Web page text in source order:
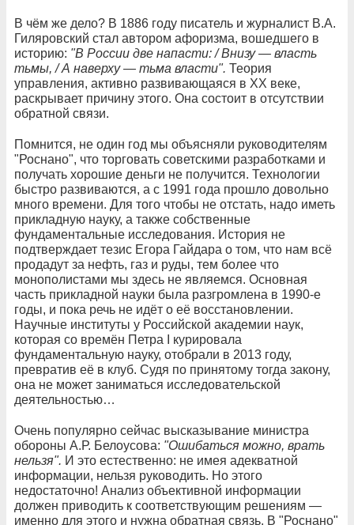
В чём же дело? В 1886 году писатель и журналист В.А.
Гиляровский стал автором афоризма, вошедшего в
историю: "В России две напасти: / Внизу — власть
тьмы, / А наверху — тьма власти". Теория
управления, активно развивающаяся в XX веке,
раскрывает причину этого. Она состоит в отсутствии
обратной связи.
Помнится, не один год мы объясняли руководителям
"Роснано", что торговать советскими разработками и
получать хорошие деньги не получится. Технологии
быстро развиваются, а с 1991 года прошло довольно
много времени. Для того чтобы не отстать, надо иметь
прикладную науку, а также собственные
фундаментальные исследования. История не
подтверждает тезис Егора Гайдара о том, что нам всё
продадут за нефть, газ и руды, тем более что
монополистами мы здесь не являемся. Основная
часть прикладной науки была разгромлена в 1990-е
годы, и пока речь не идёт о её восстановлении.
Научные институты у Российской академии наук,
которая со времён Петра I курировала
фундаментальную науку, отобрали в 2013 году,
превратив её в клуб. Судя по принятому тогда закону,
она не может заниматься исследовательской
деятельностью…
Очень популярно сейчас высказывание министра
обороны А.Р. Белоусова: "Ошибаться можно, врать
нельзя". И это естественно: не имея адекватной
информации, нельзя руководить. Но этого
недостаточно! Анализ объективной информации
должен приводить к соответствующим решениям —
именно для этого и нужна обратная связь. В "Роснано"